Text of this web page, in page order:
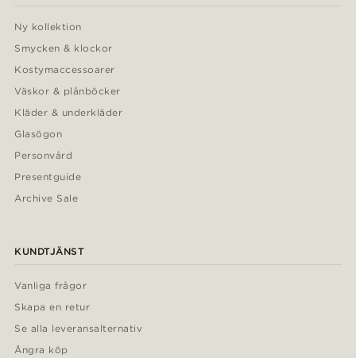
Ny kollektion
Smycken & klockor
Kostymaccessoarer
Väskor & plånböcker
Kläder & underkläder
Glasögon
Personvård
Presentguide
Archive Sale
KUNDTJÄNST
Vanliga frågor
Skapa en retur
Se alla leveransalternativ
Ångra köp